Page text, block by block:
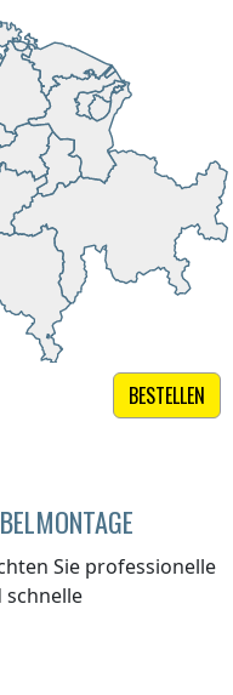
BESTELLEN
Sie professionelle
schnelle